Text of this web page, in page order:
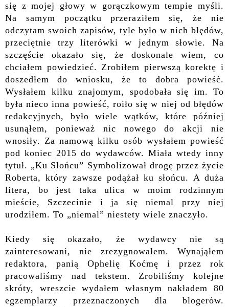
się z mojej głowy w gorączkowym tempie myśli.
Na samym początku przeraziłem się, że nie
odczytam swoich zapisów, tyle było w nich błędów,
przeciętnie trzy literówki w jednym słowie. Na
szczęście okazało się, że doskonale wiem, co
chciałem powiedzieć. Zrobiłem pierwszą korektę i
doszedłem do wniosku, że to dobra powieść.
Wysłałem kilku znajomym, spodobała się im. To
była nieco inna powieść, roiło się w niej od błędów
redakcyjnych, było wiele wątków, które później
usunąłem, ponieważ nic nowego do akcji nie
wnosiły. Za namową kilku osób wysłałem powieść
pod koniec 2015 do wydawców. Miała wtedy inny
tytuł. „Ku Słońcu” Symbolizował drogę przez życie
Roberta, który zawsze podążał ku słońcu. A duża
litera, bo jest taka ulica w moim rodzinnym
mieście, Szczecinie i ja się niemal przy niej
urodziłem. To „niemal” niestety wiele znaczyło.
Kiedy się okazało, że wydawcy nie są
zainteresowani, nie zrezygnowałem. Wynająłem
redaktora, panią Ophelię Koćmę i przez rok
pracowaliśmy nad tekstem. Zrobiliśmy kolejne
skróty, wreszcie wydałem własnym nakładem 80
egzemplarzy przeznaczonych dla blogerów.